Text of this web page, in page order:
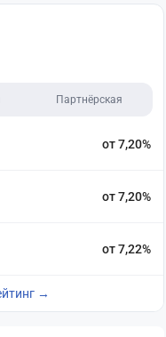
Партнёрская
от 7,20%
от 7,20%
от 7,22%
→